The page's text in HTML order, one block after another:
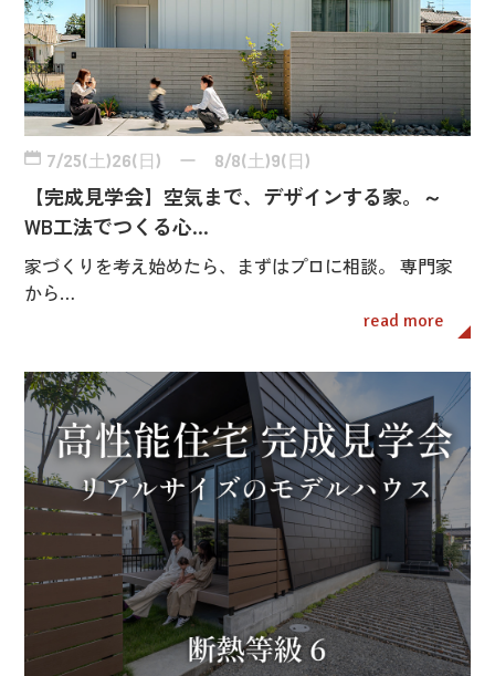
7/25(土)26(日) ー 8/8(土)9(日)
【完成見学会】空気まで、デザインする家。～
WB工法でつくる心…
家づくりを考え始めたら、まずはプロに相談。 専門家
から…
read more